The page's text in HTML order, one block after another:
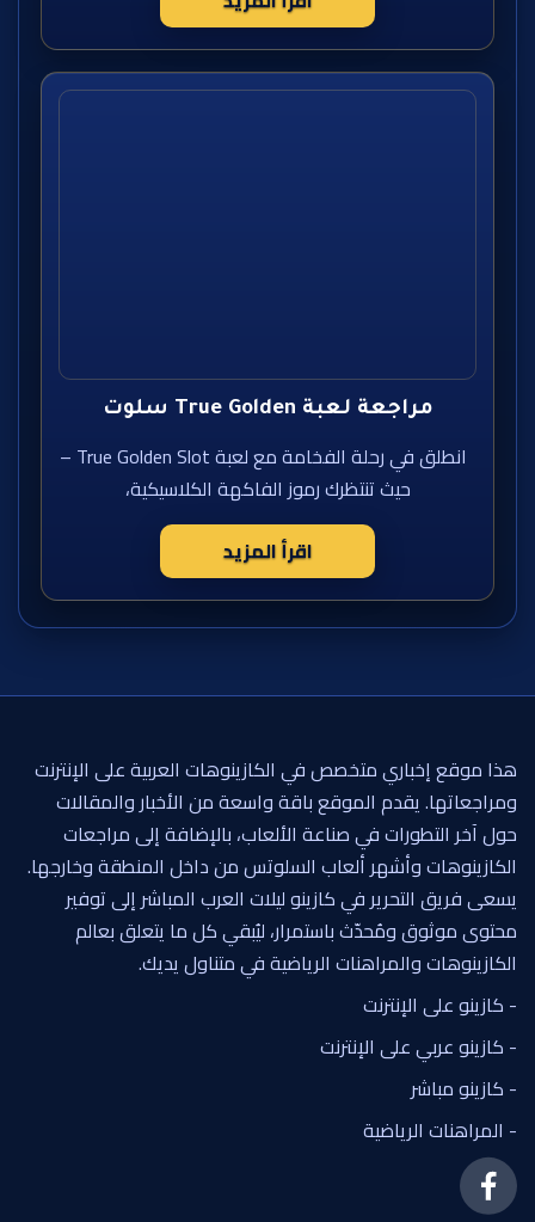
مراجعة لعبة True Golden سلوت
انطلق في رحلة الفخامة مع لعبة True Golden Slot –
حيث تنتظرك رموز الفاكهة الكلاسيكية،
اقرأ المزيد
هذا موقع إخباري متخصص في الكازينوهات العربية على الإنترنت
ومراجعاتها. يقدم الموقع باقة واسعة من الأخبار والمقالات
حول آخر التطورات في صناعة الألعاب، بالإضافة إلى مراجعات
الكازينوهات وأشهر ألعاب السلوتس من داخل المنطقة وخارجها.
يسعى فريق التحرير في كازينو ليلات العرب المباشر إلى توفير
محتوى موثوق ومُحدّث باستمرار، ليُبقي كل ما يتعلق بعالم
الكازينوهات والمراهنات الرياضية في متناول يديك.
- كازينو على الإنترنت
- كازينو عربي على الإنترنت
- كازينو مباشر
- المراهنات الرياضية